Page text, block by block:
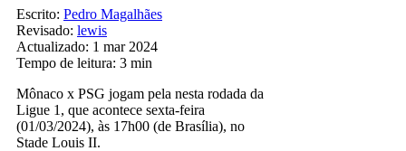
Escrito: Pedro Magalhães
Revisado: lewis
Actualizado: 1 mar 2024
Tempo de leitura: 3 min
Mônaco x PSG jogam pela nesta rodada da
Ligue 1, que acontece sexta-feira
(01/03/2024), às 17h00 (de Brasília), no
Stade Louis II.